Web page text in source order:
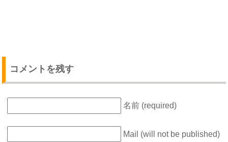
コメントを残す
名前 (required)
Mail (will not be published)